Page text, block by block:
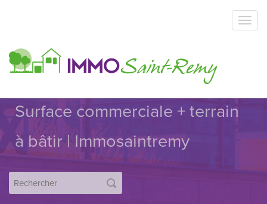
Surface commerciale + terrain
à bâtir | Immosaintremy